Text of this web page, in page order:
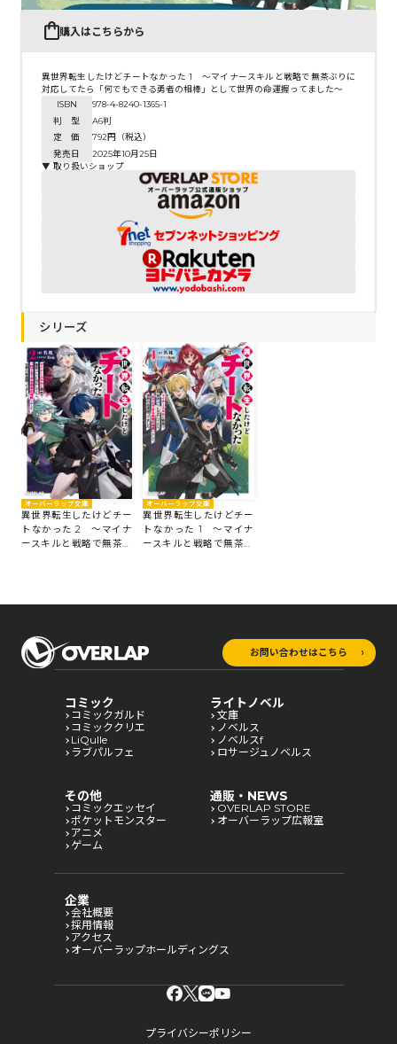
購入はこちらから
異世界転生したけどチートなかった 1 ～マイナースキルと戦略で無茶ぶりに
対応してたら「何でもできる勇者の相棒」として世界の命運握ってました～
ISBN
978-4-8240-1365-1
判 型
A6判
定 価
792円（税込）
発売日
2025年10月25日
▼ 取り扱いショップ
シリーズ
オーバーラップ文庫
異世界転生したけどチー
トなかった 2 ～マイナ
ースキルと戦略で無茶ぶ
オーバーラップ文庫
異世界転生したけどチー
トなかった 1 ～マイナ
ースキルと戦略で無茶ぶ
お問い合わせはこちら
コミック
コミックガルド
コミッククリエ
LiQulle
ラブパルフェ
ライトノベル
文庫
ノベルス
ノベルスf
ロサージュノベルス
その他
コミックエッセイ
ポケットモンスター
アニメ
ゲーム
通販・NEWS
OVERLAP STORE
オーバーラップ広報室
企業
会社概要
採用情報
アクセス
オーバーラップホールディングス
プライバシーポリシー